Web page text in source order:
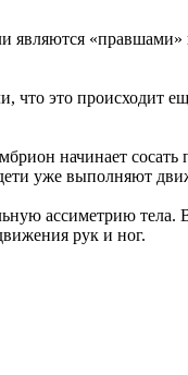
являются
что это
начинает
уже выполняют
ассиметрию
рук и ног.